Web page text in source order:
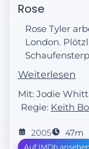
Rose
Rose Tyler
London.
bedrohen sie.
als 'der
rettet sie. Er
Maschine, die
nennt. Rose
Weiterlesen
Mit: Jodie
Regie: Keith
2005 47m
Auf IMDb ansehen